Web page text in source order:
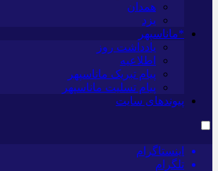
همدان
یزد
*ماناسپهر
یادداشت روز
اطلاعیه
پیام تبریک ماناسپهر
پیام تسلیت ماناسپهر
پیوندهای سایت
اینستاگرام
تلگرام